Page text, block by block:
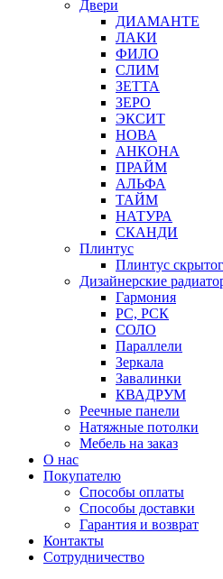
Двери
ДИАМАНТЕ
ЛАКИ
ФИЛО
СЛИМ
ЗЕТТА
ЗЕРО
ЭКСИТ
НОВА
АНКОНА
ПРАЙМ
АЛЬФА
ТАЙМ
НАТУРА
СКАНДИ
Плинтус
Плинтус
Дизайнерские
Гармония
РС, РСК
СОЛО
Параллели
Зеркала
Завалинки
КВАДРУМ
Реечные панели
Натяжные потолки
Мебель на заказ
О нас
Покупателю
Способы оплаты
Способы доставки
Гарантия и возврат
Контакты
Сотрудничество